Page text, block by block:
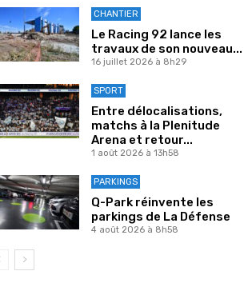
CHANTIER
Le Racing 92 lance les
travaux de son nouveau...
16 juillet 2026 à 8h29
SPORT
Entre délocalisations,
matchs à la Plenitude
Arena et retour...
1 août 2026 à 13h58
PARKINGS
Q-Park réinvente les
parkings de La Défense
4 août 2026 à 8h58